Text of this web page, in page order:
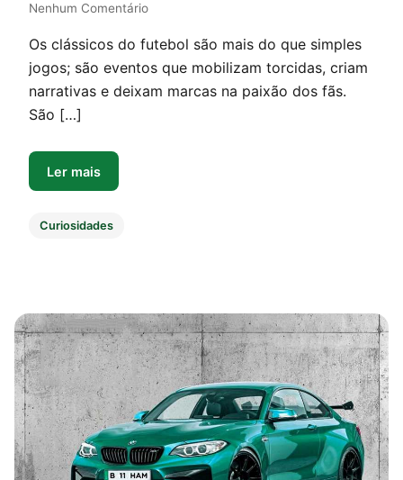
Nenhum Comentário
Os clássicos do futebol são mais do que simples
jogos; são eventos que mobilizam torcidas, criam
narrativas e deixam marcas na paixão dos fãs.
São […]
Ler mais
Curiosidades